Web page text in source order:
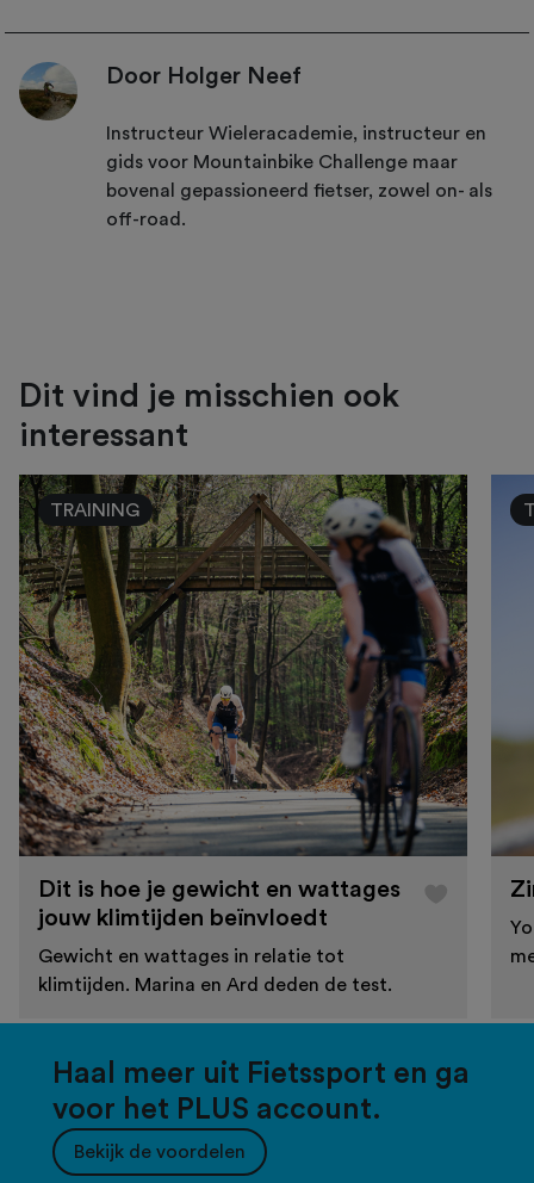
Door Holger Neef
Instructeur Wieleracademie, instructeur en
gids voor Mountainbike Challenge maar
bovenal gepassioneerd fietser, zowel on- als
off-road.
Dit vind je misschien ook
interessant
TRAINING
Dit is hoe je gewicht en wattages
jouw klimtijden beïnvloedt
Gewicht en wattages in relatie tot
klimtijden. Marina en Ard deden de test.
Haal meer uit Fietssport en ga
voor het PLUS account.
Bekijk de voordelen